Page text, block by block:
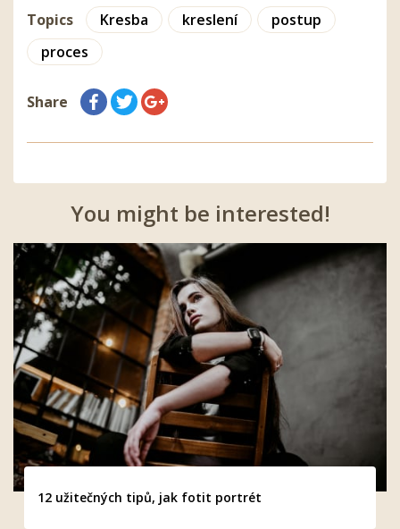
Topics Kresba kreslení
postup
proces
Share
You might be interested!
12 užitečných tipů, jak fotit portrét